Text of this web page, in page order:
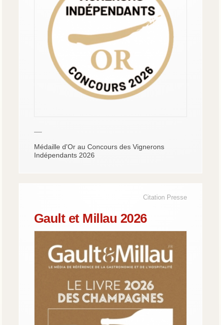
—
Médaille d'Or au Concours des Vignerons
Indépendants 2026
Citation Presse
Gault et Millau 2026